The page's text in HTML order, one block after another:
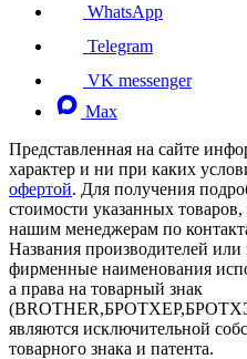
WhatsApp
Telegram
VK messenger
Max
Представленная на сайте
характер и ни при каких
офертой. Для получения
стоимости указанных
нашим менеджерам по
Названия производителей
фирменные наименования
а права на товарный знак
являются исключительной
товарного знака и патента.